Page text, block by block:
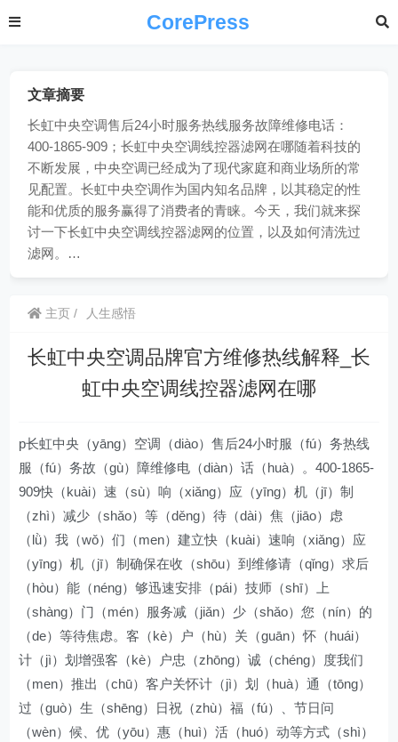
CorePress
文章摘要
长虹中央空调售后24小时服务热线服务故障维修电话：
400-1865-909；长虹中央空调线控器滤网在哪随着科技的
不断发展，中央空调已经成为了现代家庭和商业场所的常
见配置。长虹中央空调作为国内知名品牌，以其稳定的性
能和优质的服务赢得了消费者的青睐。今天，我们就来探
讨一下长虹中央空调线控器滤网的位置，以及如何清洗过
滤网。…
主页 人生感悟
长虹中央空调品牌官方维修热线解释_长
虹中央空调线控器滤网在哪
p长虹中央（yāng）空调（diào）售后24小时服（fú）务热线
服（fú）务故（gù）障维修电（diàn）话（huà）。400-1865-
909快（kuài）速（sù）响（xiǎng）应（yīng）机（jī）制
（zhì）减少（shǎo）等（děng）待（dài）焦（jiāo）虑
（lǜ）我（wǒ）们（men）建立快（kuài）速响（xiǎng）应
（yīng）机（jī）制确保在收（shōu）到维修请（qǐng）求后
（hòu）能（néng）够迅速安排（pái）技师（shī）上
（shàng）门（mén）服务减（jiǎn）少（shǎo）您（nín）的
（de）等待焦虑。客（kè）户（hù）关（guān）怀（huái）
计（jì）划增强客（kè）户忠（zhōng）诚（chéng）度我们
（men）推出（chū）客户关怀计（jì）划（huà）通（tōng）
过（guò）生（shēng）日祝（zhù）福（fú）、节日问
（wèn）候、优（yōu）惠（huì）活（huó）动等方式（shì）